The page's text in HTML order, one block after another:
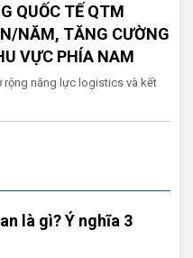
QUỐC TẾ QTM
NĂM, TĂNG CƯỜNG
VỰC PHÍA NAM
rộng năng lực logistics và kết
là gì? Ý nghĩa 3